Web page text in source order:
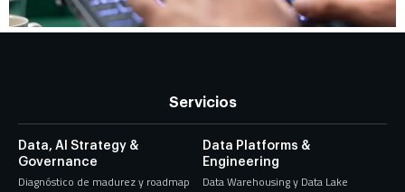
Servicios
Data, AI Strategy &
Governance
Diagnóstico de madurez y roadmap
Data Platforms &
Engineering
Data Warehousing y Data Lake